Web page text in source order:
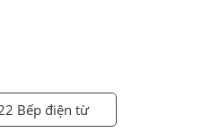
Bếp điện từ